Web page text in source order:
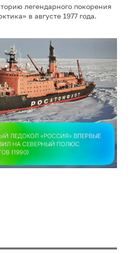
легендарного покорения
в августе 1977 года.